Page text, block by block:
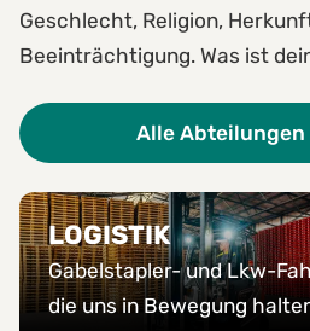
Geschlecht, Religion,
Beeinträchtigung. Was ist
Alle Abteilungen
LOGISTIK
Gabelstapler- und Lkw-
die uns in Bewegung